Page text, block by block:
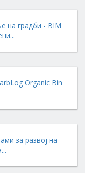
на градби - BIM
Organic Bin
за развој на